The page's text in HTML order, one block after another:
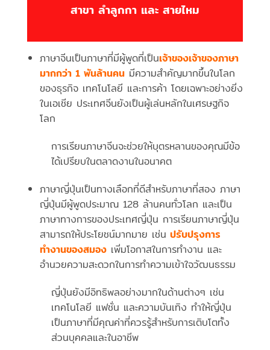
สาขา ลำลูกกา และ สายไหม
ภาษาจีนเป็นภาษาที่มีผู้พูดที่เป็นเจ้าของเจ้าของภาษา
มากกว่า 1 พันล้านคนมีความสำคัญมากขึ้นในโลก
ของธุรกิจ เทคโนโลยี และการค้า โดยเฉพาะอย่างยิ่ง
ในเอเชีย ประเทศจีนยังเป็นผู้เล่นหลักในเศรษฐกิจ
โลก
การเรียนภาษาจีนจะช่วยให้บุตรหลานของคุณมีข้อ
ได้เปรียบในตลาดงานในอนาคต
ภาษาญี่ปุ่นเป็นทางเลือกที่ดีสำหรับภาษาที่สอง ภาษา
ญี่ปุ่นมีผู้พูดประมาณ 128 ล้านคนทั่วโลก และเป็น
ภาษาทางการของประเทศญี่ปุ่น การเรียนภาษาญี่ปุ่น
สามารถให้ประโยชน์มากมาย เช่น ปรับปรุงการ
ทำงานของสมองเพิ่มโอกาสในการทำงาน และ
อำนวยความสะดวกในการทำความเข้าใจวัฒนธรรม
ญี่ปุ่นยังมีอิทธิพลอย่างมากในด้านต่างๆ เช่น
เทคโนโลยี แฟชั่น และความบันเทิง ทำให้ญี่ปุ่น
เป็นภาษาที่มีคุณค่าที่ควรรู้สำหรับการเติบโตทั้ง
ส่วนบุคคลและในอาชีพ